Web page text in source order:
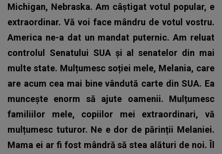
Michigan, Nebraska. Am câștigat votul popular, e
extraordinar. Vă voi face mândru de votul vostru.
America ne-a dat un mandat puternic. Am reluat
controlul Senatului SUA și al senatelor din mai
multe state. Mulțumesc soției mele, Melania, care
are acum cea mai bine vândută carte din SUA. Ea
muncește enorm să ajute oamenii. Mulțumesc
familiilor mele, copiilor mei extraordinari, vă
mulțumesc tuturor. Ne e dor de părinții Melaniei.
Mama ei ar fi fost mândră să stea alături de noi. Îl